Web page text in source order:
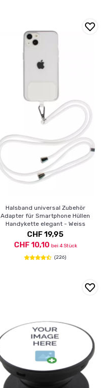
Halsband universal Zubehör
Adapter für Smartphone Hüllen
Handykette elegant - Weiss
CHF 19,95
CHF 10,10 bei 4 Stück
(226)